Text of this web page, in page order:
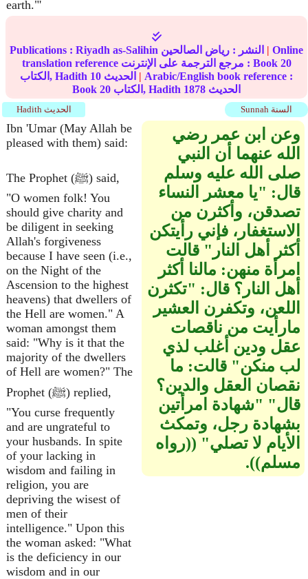
earth."'
Publications : Riyadh as-Salihin النشر : رياض الصالحين | Online
translation reference مرجع الترجمة على الإنترنت : Book 20
الكتاب, Hadith 10 | Arabic/English book reference :
Book 20 الكتاب, Hadith 1878 الحديث
Sunnah السنة Hadith الحديث
Ibn 'Umar (May Allah be
pleased with them) said:
The Prophet (ﷺ) said,
"O women folk! You
should give charity and
be diligent in seeking
Allah's forgiveness
because I have seen (i.e.,
on the Night of the
Ascension to the highest
heavens) that dwellers of
the Hell are women." A
woman amongst them
said: "Why is it that the
majority of the dwellers
of Hell are women?" The
Prophet (ﷺ) replied,
"You curse frequently
and are ungrateful to
your husbands. In spite
of your lacking in
wisdom and failing in
religion, you are
depriving the wisest of
men of their
intelligence." Upon this
the woman asked: "What
is the deficiency in our
wisdom and in our
وعن ابن عمر رضي
الله عنهما أن النبي
صلى الله عليه وسلم
قال‏:‏ ‏"‏يا معشر النساء
تصدقن، وأكثرن من
الاستغفار، فإني رأيتكن
أكثر أهل النار‏"‏ قالت
امرأة منهن‏:‏ مالنا أكثر
أهل النار‏؟‏ قال‏:‏ ‏"‏تكثرن
اللعن، وتكفرن العشير
مارأيت من ناقصات
عقل ودين أغلب لذي
لب منكن‏"‏ قالت‏:‏ ما
نقصان العقل والدين‏؟‏
قال‏"‏ ‏"‏شهادة امرأتين
بشهادة رجل، وتمكث
الأيام لا تصلي‏"‏ ‏(‏‏(‏رواه
مسلم‏)‏‏)‏‏.‏